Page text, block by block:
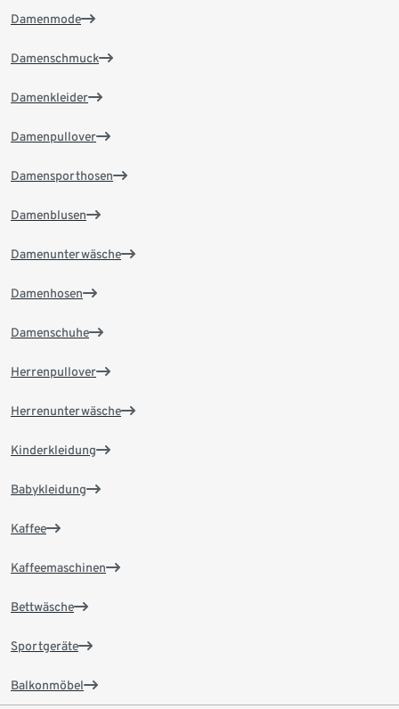
Damenmode
Damenschmuck
Damenkleider
Damenpullover
Damensporthosen
Damenblusen
Damenunterwäsche
Damenhosen
Damenschuhe
Herrenpullover
Herrenunterwäsche
Kinderkleidung
Babykleidung
Kaffee
Kaffeemaschinen
Bettwäsche
Sportgeräte
Balkonmöbel